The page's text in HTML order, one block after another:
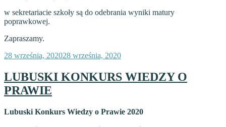
w sekretariacie szkoły są do odebrania wyniki matury
poprawkowej.
Zapraszamy.
Opublikowane
28 września, 202028 września, 2020
LUBUSKI KONKURS WIEDZY O
PRAWIE
Lubuski Konkurs Wiedzy o Prawie 2020